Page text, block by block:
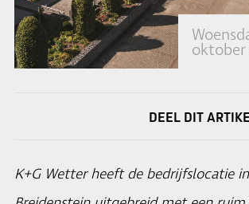
oktober
DEEL DIT
K+G Wetter heeft de bedrijfslocatie